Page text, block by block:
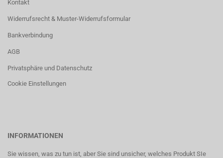
Kontakt
Widerrufsrecht & Muster-Widerrufsformular
Bankverbindung
AGB
Privatsphäre und Datenschutz
Cookie Einstellungen
INFORMATIONEN
Sie wissen, was zu tun ist, aber Sie sind unsicher, welches Produkt SIe